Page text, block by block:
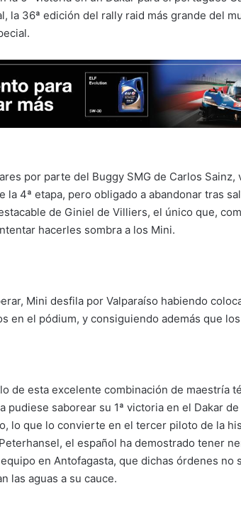
la 36ª edición del rally raid más grande del
por parte del Buggy SMG de Carlos
4ª etapa, pero obligado a abandonar tras
de Giniel de Villiers, el único que,
hacerles sombra a los Mini.
Mini desfila por Valparaíso habiendo
en el pódium, y consiguiendo además que
de esta excelente combinación de maestría
pudiese saborear su 1ª victoria en el Dakar
lo que lo convierte en el tercer piloto de la
el español ha demostrado tener
en Antofagasta, que dichas órdenes no
las aguas a su cauce.